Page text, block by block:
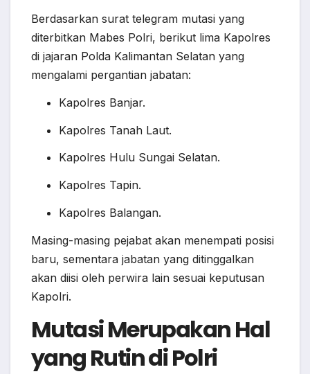
Berdasarkan surat telegram mutasi yang
diterbitkan Mabes Polri, berikut lima Kapolres
di jajaran Polda Kalimantan Selatan yang
mengalami pergantian jabatan:
Kapolres Banjar.
Kapolres Tanah Laut.
Kapolres Hulu Sungai Selatan.
Kapolres Tapin.
Kapolres Balangan.
Masing-masing pejabat akan menempati posisi
baru, sementara jabatan yang ditinggalkan
akan diisi oleh perwira lain sesuai keputusan
Kapolri.
Mutasi Merupakan Hal
yang Rutin di Polri